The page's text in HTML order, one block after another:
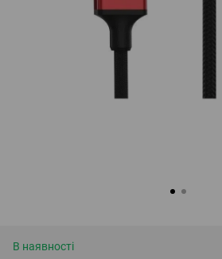
В наявності